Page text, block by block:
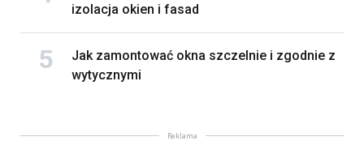
izolacja okien i fasad
Jak zamontować okna szczelnie i zgodnie z
wytycznymi
Reklama